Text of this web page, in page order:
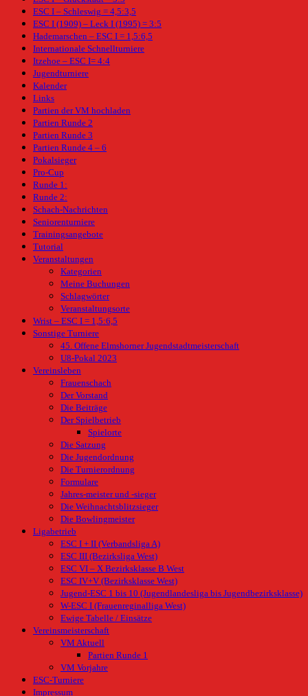
ESC I – Schleswig = 4,5:3,5
ESC I (1909) – Leck I (1995) = 3:5
Hademarschen – ESC I = 1,5:6,5
Internationale Schnellturniere
Itzehoe – ESC I= 4:4
Jugendturniere
Kalender
Links
Partien der VM hochladen
Partien Runde 2
Partien Runde 3
Partien Runde 4 – 6
Pokalsieger
Pro-Cup
Runde 1:
Runde 2:
Schach-Nachrichten
Seniorenturniere
Trainingsangebote
Tutorial
Veranstaltungen
Kategorien
Meine Buchungen
Schlagwörter
Veranstaltungsorte
Wrist – ESC I = 1,5:6,5
Sonstige Turniere
45. Offene Elmshorner Jugendstadtmeisterschaft
U8-Pokal 2023
Vereinsleben
Frauenschach
Der Vorstand
Die Beiträge
Der Spielbetrieb
Spielorte
Die Satzung
Die Jugendordnung
Die Turnierordnung
Formulare
Jahres-meister und -sieger
Die Weihnachtsblitzsieger
Die Bowlingmeister
Ligabetrieb
ESC I + II (Verbandsliga A)
ESC III (Bezirksliga West)
ESC VI – X Bezirksklasse B West
ESC IV+V (Bezirksklasse West)
Jugend-ESC 1 bis 10 (Jugendlandesliga bis Jugendbezirksklasse)
W-ESC I (Frauenreginalliga West)
Ewige Tabelle / Einsätze
Vereinsmeisterschaft
VM Aktuell
Partien Runde 1
VM Vorjahre
ESC-Turniere
Impressum